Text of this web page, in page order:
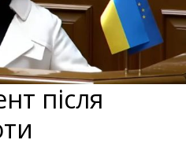
після